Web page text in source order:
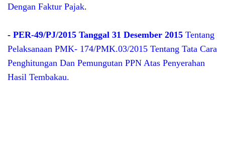
Dengan Faktur Pajak.
- PER-49/PJ/2015 Tanggal 31 Desember 2015 Tentang
Pelaksanaan PMK- 174/PMK.03/2015 Tentang Tata Cara
Penghitungan Dan Pemungutan PPN Atas Penyerahan
Hasil Tembakau.